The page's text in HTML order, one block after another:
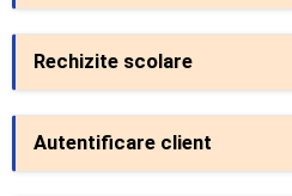
Rechizite scolare
Autentificare client